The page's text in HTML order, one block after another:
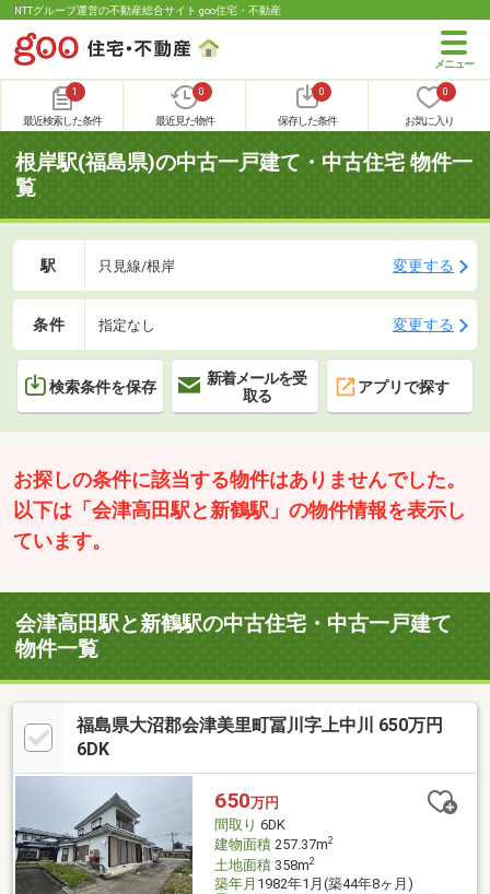
NTTグループ運営の不動産総合サイト goo住宅・不動産
1
最近検索した条件
0
最近見た物件
0
保存した条件
0
お気に入り
根岸駅(福島県)の中古一戸建て・中古住宅 物件一
覧
駅 只見線/根岸 変更する
条件 指定なし 変更する
検索条件を保存
新着メールを受
取る
アプリで探す
お探しの条件に該当する物件はありませんでした。
以下は「会津高田駅と新鶴駅」の物件情報を表示し
ています。
会津高田駅と新鶴駅の中古住宅・中古一戸建て
物件一覧
福島県大沼郡会津美里町冨川字上中川 650万円
6DK
650万円
間取り 6DK
建物面積257.37m2
土地面積358m2
築年月 1982年1月(築44年8ヶ月)